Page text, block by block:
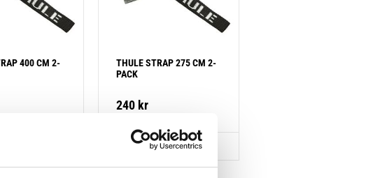
400 CM 2-
THULE STRAP 275 CM 2-
PACK
240kr